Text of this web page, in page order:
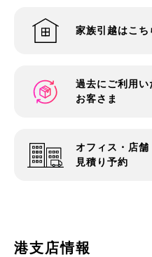
家族引越はこち
過去にご利用い
お客さま
オフィス・店
見積り予約
港支店情報